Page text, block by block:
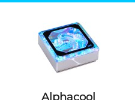
Alphacool